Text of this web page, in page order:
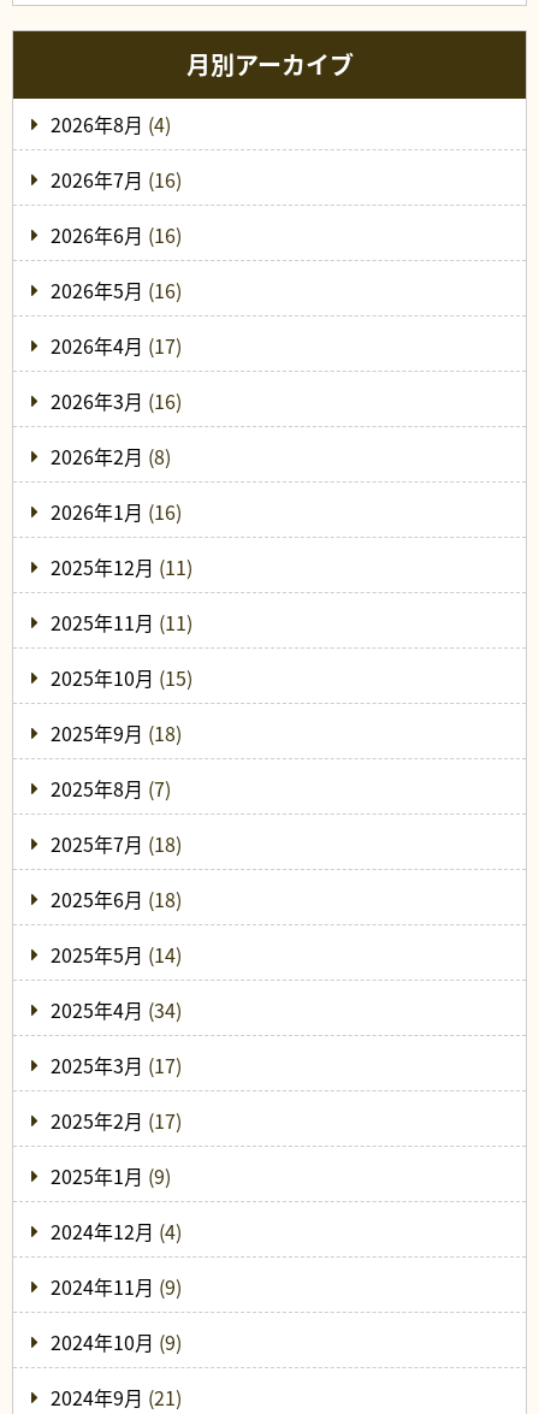
月別アーカイブ
2026年8月 (4)
2026年7月 (16)
2026年6月 (16)
2026年5月 (16)
2026年4月 (17)
2026年3月 (16)
2026年2月 (8)
2026年1月 (16)
2025年12月 (11)
2025年11月 (11)
2025年10月 (15)
2025年9月 (18)
2025年8月 (7)
2025年7月 (18)
2025年6月 (18)
2025年5月 (14)
2025年4月 (34)
2025年3月 (17)
2025年2月 (17)
2025年1月 (9)
2024年12月 (4)
2024年11月 (9)
2024年10月 (9)
2024年9月 (21)